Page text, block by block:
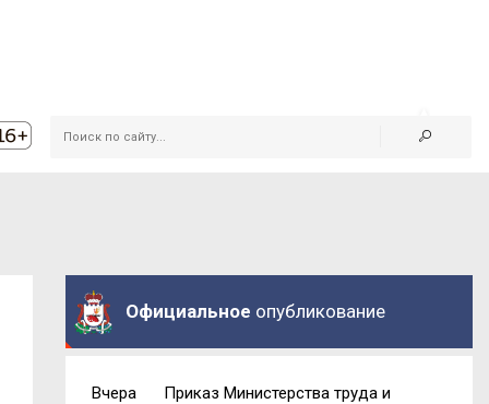
Официальное опубликование
Вчера
Приказ Министерства труда и